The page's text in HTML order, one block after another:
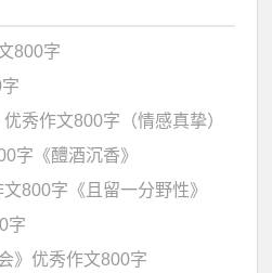
800字
秀作文800字（情感真挚）
字《醴酒沉香》
800字《且留一分野性》
字
》优秀作文800字